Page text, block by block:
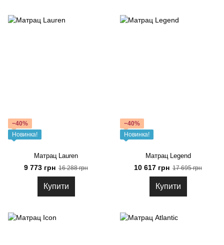
−40%
Новинка!
Матрац Lauren
9 773 грн 16 288 грн
Купити
−40%
Новинка!
Матрац Legend
10 617 грн 17 695 грн
Купити